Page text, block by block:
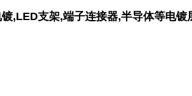
,LED支架,端子连接器,半导体等电镀